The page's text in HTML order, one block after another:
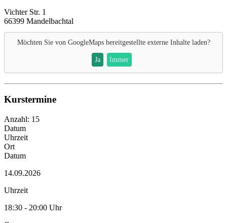
Vichter Str. 1
66399 Mandelbachtal
Möchten Sie von GoogleMapsbereitgestellte externe Inhalte laden?
Ja Immer
Kurstermine
Anzahl: 15
Datum
Uhrzeit
Ort
Datum
14.09.2026
Uhrzeit
18:30 - 20:00 Uhr